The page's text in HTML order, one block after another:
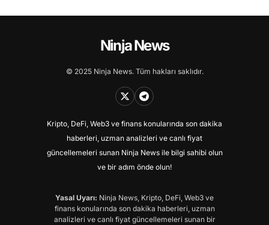
Ninja News
© 2025 Ninja News. Tüm hakları saklıdır.
Kripto, DeFi, Web3 ve finans konularında son dakika
haberleri, uzman analizleri ve canlı fiyat
güncellemeleri sunan Ninja News ile bilgi sahibi olun
ve bir adım önde olun!
Yasal Uyarı: Ninja News, Kripto, DeFi, Web3 ve
finans konularında son dakika haberleri, uzman
analizleri ve canlı fiyat güncellemeleri sunan bir